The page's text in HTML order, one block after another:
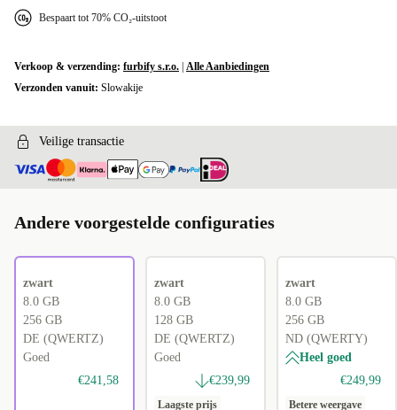
Bespaart tot 70% CO₂-uitstoot
Verkoop & verzending: furbify s.r.o. Alle Aanbiedingen
Verzonden vanuit: Slowakije
Veilige transactie
Andere voorgestelde configuraties
zwart
8.0 GB
256 GB
DE (QWERTZ)
Goed
€241,58
zwart
8.0 GB
128 GB
DE (QWERTZ)
Goed
€239,99
Laagste prijs
zwart
8.0 GB
256 GB
ND (QWERTY)
Heel goed
€249,99
Betere weergave